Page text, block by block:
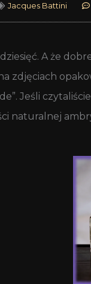
Jacques Battini
dziesięć. A że
zdjęciach
Jeśli
naturalnej